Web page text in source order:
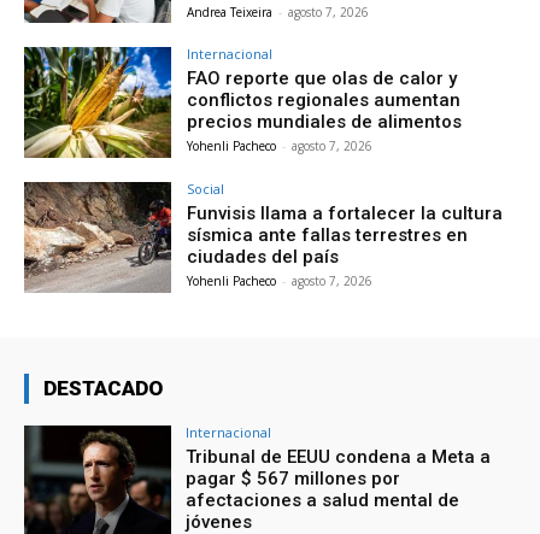
Andrea Teixeira - agosto 7, 2026
Internacional
FAO reporte que olas de calor y
conflictos regionales aumentan
precios mundiales de alimentos
Yohenli Pacheco - agosto 7, 2026
Social
Funvisis llama a fortalecer la cultura
sísmica ante fallas terrestres en
ciudades del país
Yohenli Pacheco - agosto 7, 2026
DESTACADO
Internacional
Tribunal de EEUU condena a Meta a
pagar $ 567 millones por
afectaciones a salud mental de
jóvenes